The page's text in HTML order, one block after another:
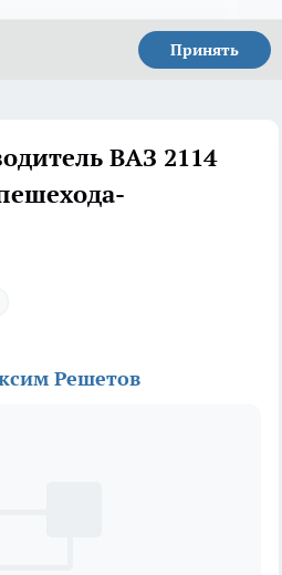
Принять
ВАЗ 2114
Решетов